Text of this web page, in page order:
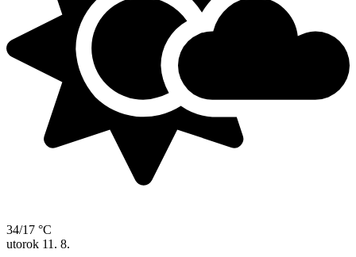
34/17 °C
utorok 11. 8.